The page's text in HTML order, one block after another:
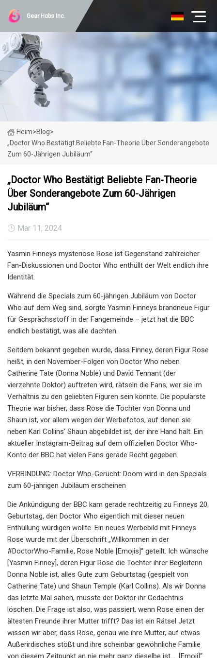
Gear Hobs Inc.
Heim>Blog>
„Doctor Who Bestätigt Beliebte Fan-Theorie Über Sonderangebote
Zum 60-Jährigen Jubiläum“
„Doctor Who Bestätigt Beliebte Fan-Theorie
Über Sonderangebote Zum 60-Jährigen
Jubiläum“
Mar 11, 2024
Yasmin Finneys mysteriöse Rose ist Gegenstand zahlreicher
Fan-Diskussionen und Doctor Who enthüllt der Welt endlich ihre
Identität.
Während die Specials zum 60-jährigen Jubiläum von Doctor
Who auf dem Weg sind, sorgte Yasmin Finneys brandneue Figur
für Gesprächsstoff in der Fangemeinde – jetzt hat die BBC
endlich bestätigt, was alle dachten.
Seitdem bekannt gegeben wurde, dass Finney, deren Figur Rose
heißt, in den November-Folgen von Doctor Who neben
Catherine Tate (Donna Noble) und David Tennant (der
vierzehnte Doktor) auftreten wird, rätseln die Fans, wer sie im
Verhältnis zu den geliebten Figuren sein könnte. Die populärste
Theorie war bisher, dass Rose die Tochter von Donna und
Shaun ist, vor allem wegen der Werbefotos, auf denen sie
neben Karl Collins‘ Shaun abgebildet ist, der ihre Hand hält. Ein
aktueller Instagram-Beitrag auf dem offiziellen Doctor Who-
Konto der BBC hat vielen Fans gerade Recht gegeben.
VERBINDUNG: Doctor Who-Gerücht: Doom wird in den Specials
zum 60-jährigen Jubiläum erscheinen
Die Ankündigung der BBC kam gerade rechtzeitig zu Finneys 20.
Geburtstag, den Doctor Who eigentlich mit dieser neuen
Enthüllung würdigen wollte. Ein neues Werbebild mit Finneys
Rose wurde mit der Überschrift „Willkommen in der
#DoctorWho-Familie, Rose Noble [Emojis]“ geteilt. Ich wünsche
[Yasmin Finney], deren Figur Rose die Tochter ihrer Begleiterin
Donna Noble ist, alles Gute zum Geburtstag (gespielt von
Catherine Tate) und Shaun Temple (Karl Collins). Als wir Donna
das letzte Mal sahen, musste der Doktor ihr Gedächtnis
löschen. Die Frage ist also, was passiert, wenn Rose einen der
ältesten Freunde ihrer Mutter trifft? Das ist ein Rätsel Jetzt
wissen wir aber, dass Rose, genau wie ihre Mutter, auf etwas
Außerirdisches stößt und ihre scheinbar gewöhnliche Familie
von diesem Zeitpunkt an nie mehr ganz dieselbe ist … [Emoji]“